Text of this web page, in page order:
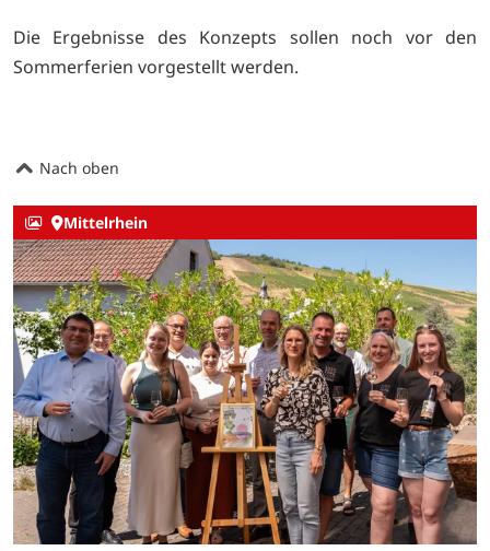
Die Ergebnisse des Konzepts sollen noch vor den
Sommerferien vorgestellt werden.
Nach oben
Mittelrhein